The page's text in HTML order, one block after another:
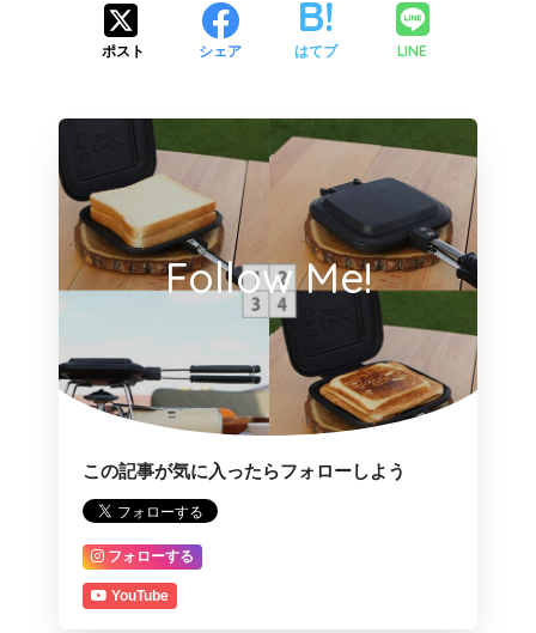
ポスト シェア はてブ LINE
Follow Me!
この記事が気に入ったらフォローしよう
フォローする
YouTube